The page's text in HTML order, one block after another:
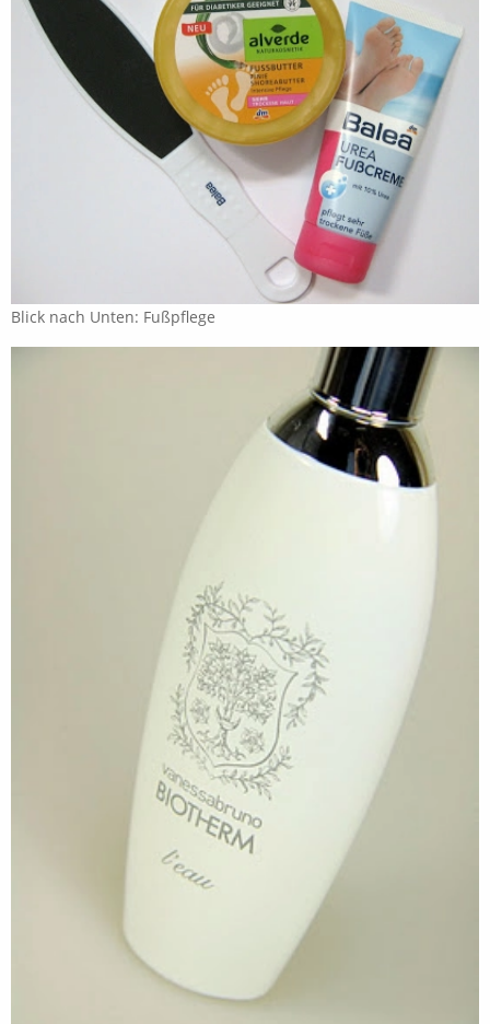
Blick nach Unten: Fußpflege